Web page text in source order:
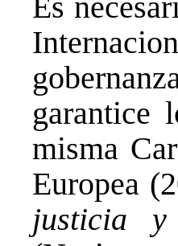
garantice
misma
Europea
justicia